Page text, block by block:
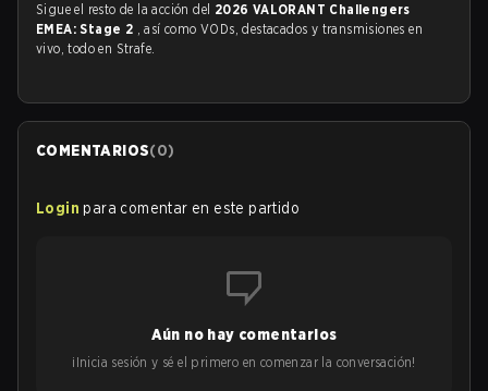
Sigue el resto de la acción del 2026 VALORANT Challengers
EMEA: Stage 2 , así como VODs, destacados y transmisiones en
vivo, todo en Strafe.
COMENTARIOS(0)
Login para comentar en este partido
Aún no hay comentarios
¡Inicia sesión y sé el primero en comenzar la conversación!